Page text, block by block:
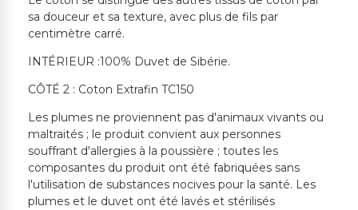
sa douceur et sa texture, avec plus de fils par
centimètre carré.
INTÉRIEUR :100% Duvet de Sibérie.
CÔTÉ 2 : Coton Extrafin TC150
Les plumes ne proviennent pas d'animaux vivants ou
maltraités ; le produit convient aux personnes
souffrant d'allergies à la poussière ; toutes les
composantes du produit ont été fabriquées sans
l'utilisation de substances nocives pour la santé. Les
plumes et le duvet ont été lavés et stérilisés